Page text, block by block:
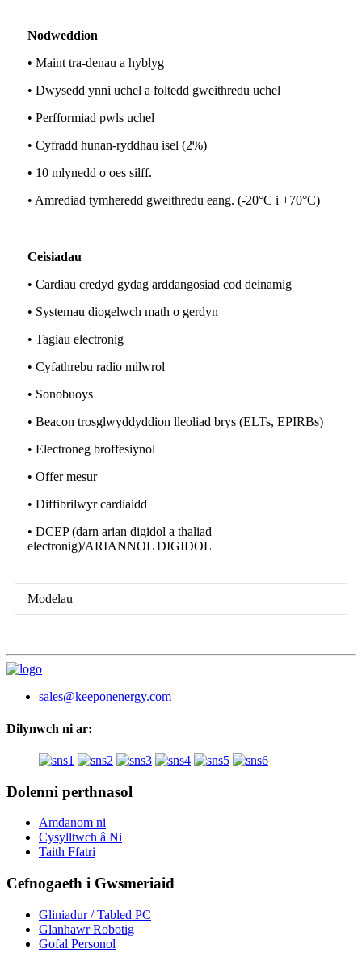
Nodweddion
• Maint tra-denau a hyblyg
• Dwysedd ynni uchel a foltedd gweithredu uchel
• Perfformiad pwls uchel
• Cyfradd hunan-ryddhau isel (2%)
• 10 mlynedd o oes silff.
• Amrediad tymheredd gweithredu eang. (-20°C i +70°C)
Ceisiadau
• Cardiau credyd gydag arddangosiad cod deinamig
• Systemau diogelwch math o gerdyn
• Tagiau electronig
• Cyfathrebu radio milwrol
• Sonobuoys
• Beacon trosglwyddyddion lleoliad brys (ELTs, EPIRBs)
• Electroneg broffesiynol
• Offer mesur
• Diffibrilwyr cardiaidd
• DCEP (darn arian digidol a thaliad
electronig)/ARIANNOL DIGIDOL
Modelau
sales@keeponenergy.com
Dilynwch ni ar:
Dolenni perthnasol
Amdanom ni
Cysylltwch â Ni
Taith Ffatri
Cefnogaeth i Gwsmeriaid
Gliniadur / Tabled PC
Glanhawr Robotig
Gofal Personol